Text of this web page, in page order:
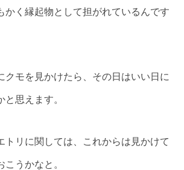
く縁起物として担がれているんです
モを見かけたら、その日はいい日に
思えます。
リに関しては、これからは見かけて
こうかなと。